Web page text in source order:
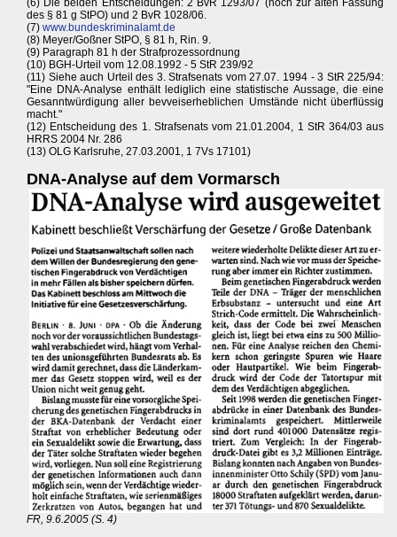
(6) Die beiden Entscheidungen: 2 BvR 1293/07 (noch zur alten Fassung
des § 81 g StPO) und 2 BvR 1028/06.
(7) www.bundeskriminalamt.de
(8) Meyer/Goßner StPO, § 81 h, Rin. 9.
(9) Paragraph 81 h der Strafprozessordnung
(10) BGH-Urteil vom 12.08.1992 - 5 StR 239/92
(11) Siehe auch Urteil des 3. Strafsenats vom 27.07. 1994 - 3 StR 225/94:
"Eine DNA-Analyse enthält lediglich eine statistische Aussage, die eine
Gesanntwürdigung aller bevveiserheblichen Umstände nicht überflüssig
macht."
(12) Entscheidung des 1. Strafsenats vom 21.01.2004, 1 StR 364/03 aus
HRRS 2004 Nr. 286
(13) OLG Karlsruhe, 27.03.2001, 1 7Vs 17101)
DNA-Analyse auf dem Vormarsch
FR, 9.6.2005 (S. 4)